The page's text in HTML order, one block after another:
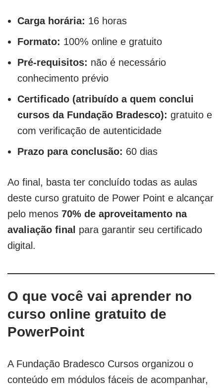
Carga horária: 16 horas
Formato: 100% online e gratuito
Pré-requisitos: não é necessário
conhecimento prévio
Certificado (atribuído a quem conclui
cursos da Fundação Bradesco): gratuito e
com verificação de autenticidade
Prazo para conclusão: 60 dias
Ao final, basta ter concluído todas as aulas
deste curso gratuito de Power Point e alcançar
pelo menos 70% de aproveitamento na
avaliação final para garantir seu certificado
digital.
O que você vai aprender no
curso online gratuito de
PowerPoint
A Fundação Bradesco Cursos organizou o
conteúdo em módulos fáceis de acompanhar,